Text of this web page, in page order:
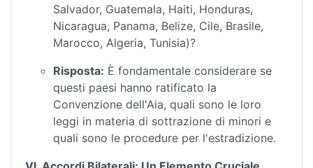
Salvador, Guatemala, Haiti, Honduras,
Nicaragua, Panama, Belize, Cile, Brasile,
Marocco, Algeria, Tunisia)?
Risposta: È fondamentale considerare se
questi paesi hanno ratificato la
Convenzione dell'Aia, quali sono le loro
leggi in materia di sottrazione di minori e
quali sono le procedure per l'estradizione.